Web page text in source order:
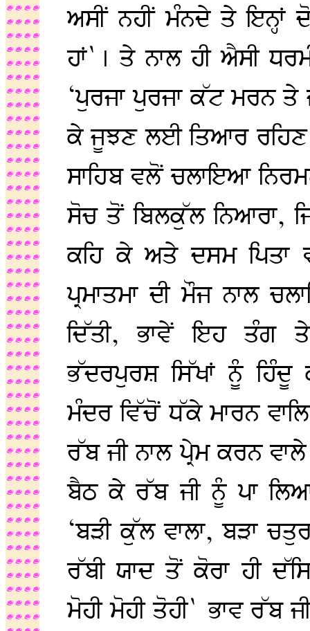
ਅਸੀਂ ਨਹੀਂ ਮੰਨਦੇ ਤੇ
ਹਾਂ`। ਤੇ ਨਾਲ ਹੀ ਐਸੀ
‘ਪੁਰਜਾ ਪੁਰਜਾ ਕੱਟ ਮਰਨ
ਕੇ ਜੂਝਣ ਲਈ ਤਿਆਰ
ਸਾਹਿਬ ਵਲੋਂ ਚਲਾਇਆ
ਸੋਚ ਤੋਂ ਬਿਲਕੁੱਲ ਨਿਆਰਾ,
ਕਹਿ ਕੇ ਅਤੇ ਦਸਮ
ਪ੍ਰਮਾਤਮਾ ਦੀ ਮੌਜ ਨਾਲ
ਦਿੱਤੀ, ਭਾਵੇਂ ਇਹ ਤੰਗ
ਭੱਦਰਪੁਰਸ਼ ਸਿੱਖਾਂ ਨੂੰ ਹਿੰਦੂ
ਮੰਦਰ ਵਿੱਚੋਂ ਧੱਕੇ ਮਾਰਨ
ਰੱਬ ਜੀ ਨਾਲ ਪ੍ਰੇਮ ਕਰਨ
ਬੈਠ ਕੇ ਰੱਬ ਜੀ ਨੂੰ ਪਾ
‘ਬੜੀ ਕੁੱਲ ਵਾਲਾ, ਬੜਾ
ਰੱਬੀ ਯਾਦ ਤੋਂ ਕੋਰਾ ਹੀ
ਮੋਹੀ ਮੋਹੀ ਤੋਹੀ` ਭਾਵ ਰੱਬ